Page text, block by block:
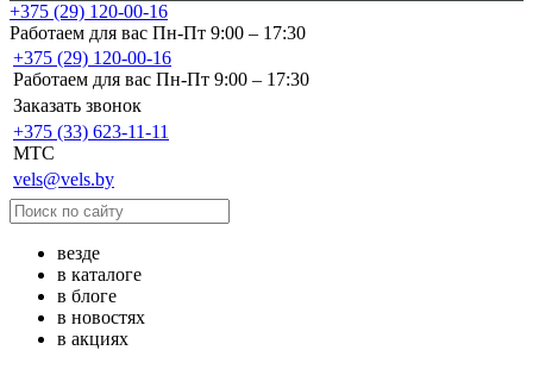
+375 (29) 120-00-16
Работаем для вас Пн-Пт 9:00 – 17:30
+375 (29) 120-00-16
Работаем для вас Пн-Пт 9:00 – 17:30
Заказать звонок
+375 (33) 623-11-11
MTC
vels@vels.by
везде
в каталоге
в блоге
в новостях
в акциях